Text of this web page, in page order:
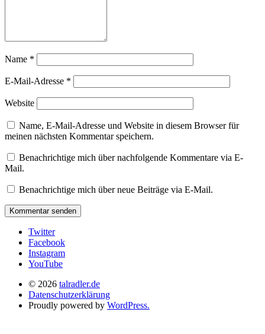
Name *
E-Mail-Adresse *
Website
Name, E-Mail-Adresse und Website in diesem Browser für
meinen nächsten Kommentar speichern.
Benachrichtige mich über nachfolgende Kommentare via E-
Mail.
Benachrichtige mich über neue Beiträge via E-Mail.
Twitter
Facebook
Instagram
YouTube
© 2026 talradler.de
Datenschutzerklärung
Proudly powered by WordPress.